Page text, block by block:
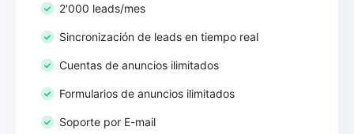
2'000 leads/mes
Sincronización de leads en tiempo real
Cuentas de anuncios ilimitados
Formularios de anuncios ilimitados
Soporte por E-mail